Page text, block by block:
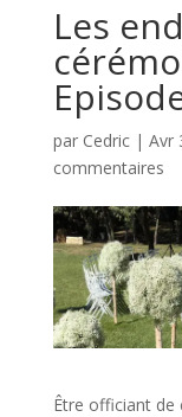
Les
par Cedric| Avr
commentaires
Être officiant de